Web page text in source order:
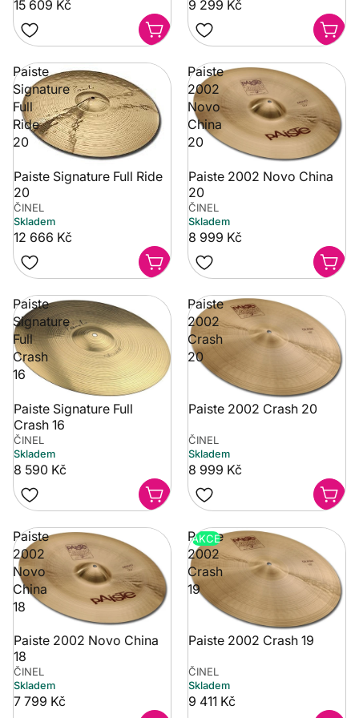
15 609 Kč 9 299 Kč
Paiste
Signature
Full
Ride
20
Paiste Signature Full Ride
20
ČINEL
Skladem
12 666 Kč
Paiste
2002
Novo
China
20
Paiste 2002 Novo China
20
ČINEL
Skladem
8 999 Kč
Paiste
Signature
Full
Crash
16
Paiste Signature Full
Crash 16
ČINEL
Skladem
8 590 Kč
Paiste
2002
Crash
20
Paiste 2002 Crash 20
ČINEL
Skladem
8 999 Kč
Paiste
2002
Novo
China
18
Paiste 2002 Novo China
18
ČINEL
Skladem
7 799 Kč
Paiste
2002
Crash
19
AKCE
Paiste 2002 Crash 19
ČINEL
Skladem
9 411 Kč